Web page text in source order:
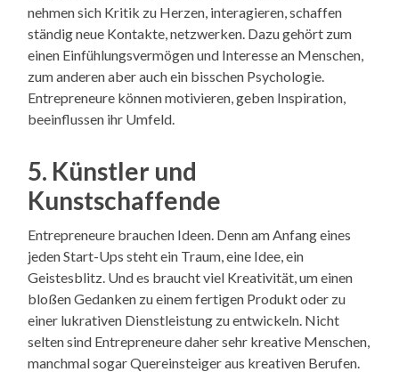
nehmen sich Kritik zu Herzen, interagieren, schaffen
ständig neue Kontakte, netzwerken. Dazu gehört zum
einen Einfühlungsvermögen und Interesse an Menschen,
zum anderen aber auch ein bisschen Psychologie.
Entrepreneure können motivieren, geben Inspiration,
beeinflussen ihr Umfeld.
5. Künstler und
Kunstschaffende
Entrepreneure brauchen Ideen. Denn am Anfang eines
jeden Start-Ups steht ein Traum, eine Idee, ein
Geistesblitz. Und es braucht viel Kreativität, um einen
bloßen Gedanken zu einem fertigen Produkt oder zu
einer lukrativen Dienstleistung zu entwickeln. Nicht
selten sind Entrepreneure daher sehr kreative Menschen,
manchmal sogar Quereinsteiger aus kreativen Berufen.